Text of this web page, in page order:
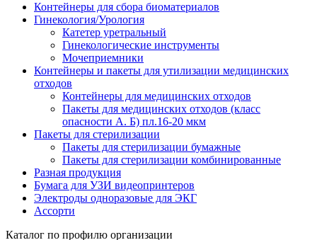
Контейнеры для сбора биоматериалов
Гинекология/Урология
Катетер уретральный
Гинекологические инструменты
Мочеприемники
Контейнеры и пакеты для утилизации медицинских
отходов
Контейнеры для медицинских отходов
Пакеты для медицинских отходов (класс
опасности А. Б) пл.16-20 мкм
Пакеты для стерилизации
Пакеты для стерилизации бумажные
Пакеты для стерилизации комбинированные
Разная продукция
Бумага для УЗИ видеопринтеров
Электроды одноразовые для ЭКГ
Ассорти
Каталог по профилю организации